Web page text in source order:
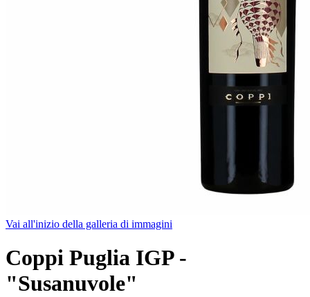
Vai all'inizio della galleria di immagini
Coppi Puglia IGP -
"Susanuvole"